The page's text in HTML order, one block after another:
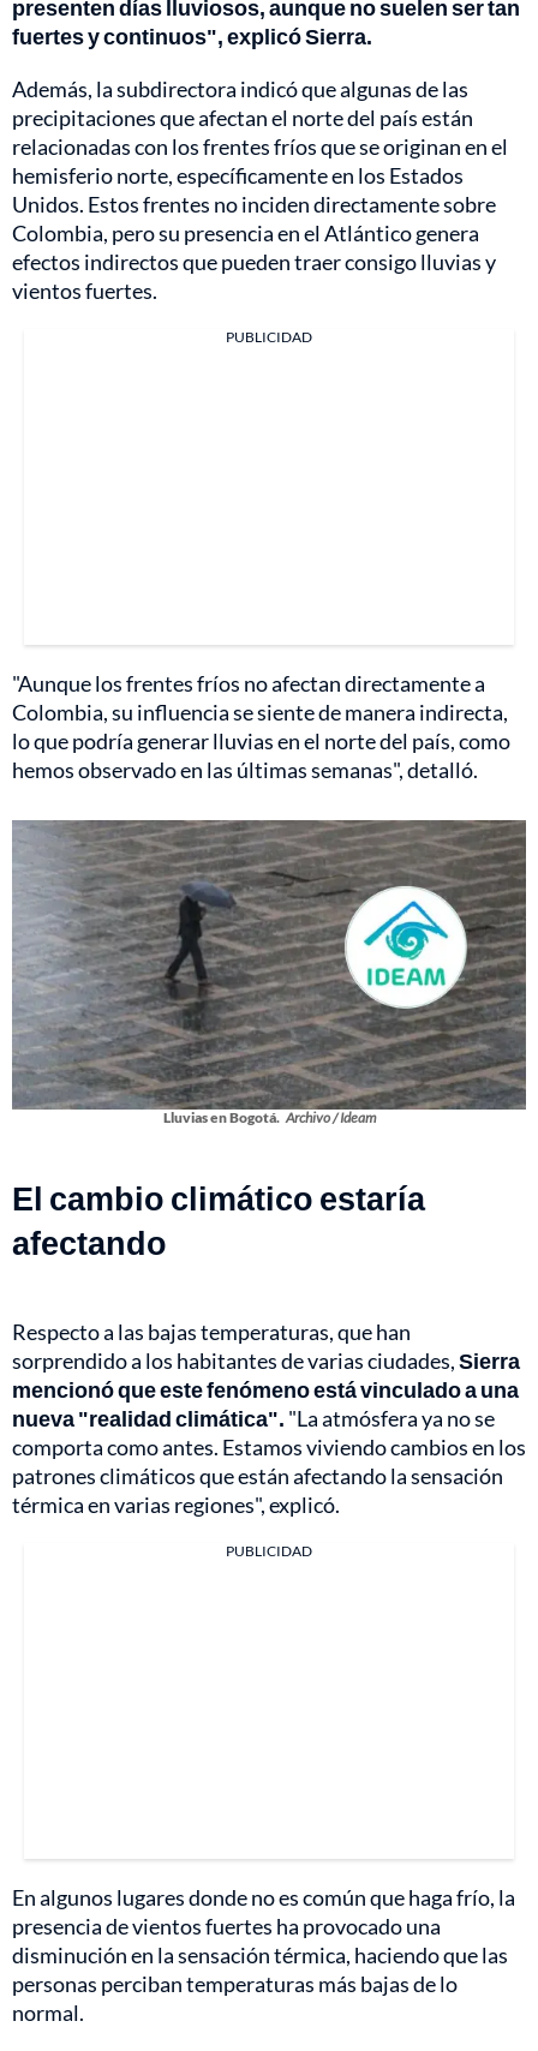
presenten días lluviosos, aunque no suelen ser tan
fuertes y continuos", explicó Sierra.
Además, la subdirectora indicó que algunas de las
precipitaciones que afectan el norte del país están
relacionadas con los frentes fríos que se originan en el
hemisferio norte, específicamente en los Estados
Unidos. Estos frentes no inciden directamente sobre
Colombia, pero su presencia en el Atlántico genera
efectos indirectos que pueden traer consigo lluvias y
vientos fuertes.
PUBLICIDAD
"Aunque los frentes fríos no afectan directamente a
Colombia, su influencia se siente de manera indirecta,
lo que podría generar lluvias en el norte del país, como
hemos observado en las últimas semanas", detalló.
Lluvias en Bogotá. Archivo / Ideam
El cambio climático estaría
afectando
Respecto a las bajas temperaturas, que han
sorprendido a los habitantes de varias ciudades,Sierra
mencionó que este fenómeno está vinculado a una
nueva "realidad climática". "La atmósfera ya no se
comporta como antes. Estamos viviendo cambios en los
patrones climáticos que están afectando la sensación
térmica en varias regiones", explicó.
PUBLICIDAD
En algunos lugares donde no es común que haga frío, la
presencia de vientos fuertes ha provocado una
disminución en la sensación térmica, haciendo que las
personas perciban temperaturas más bajas de lo
normal.